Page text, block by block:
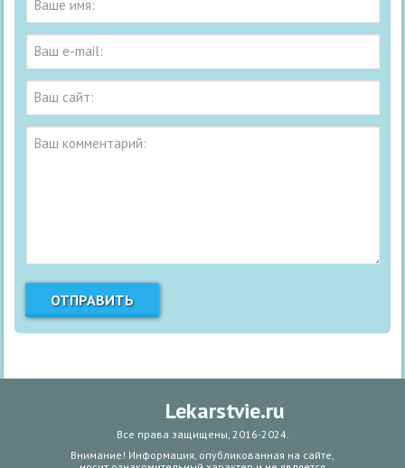
Lekarstvie.ru
Все права защищены, 2016-2024.
Внимание! Информация, опубликованная на сайте,